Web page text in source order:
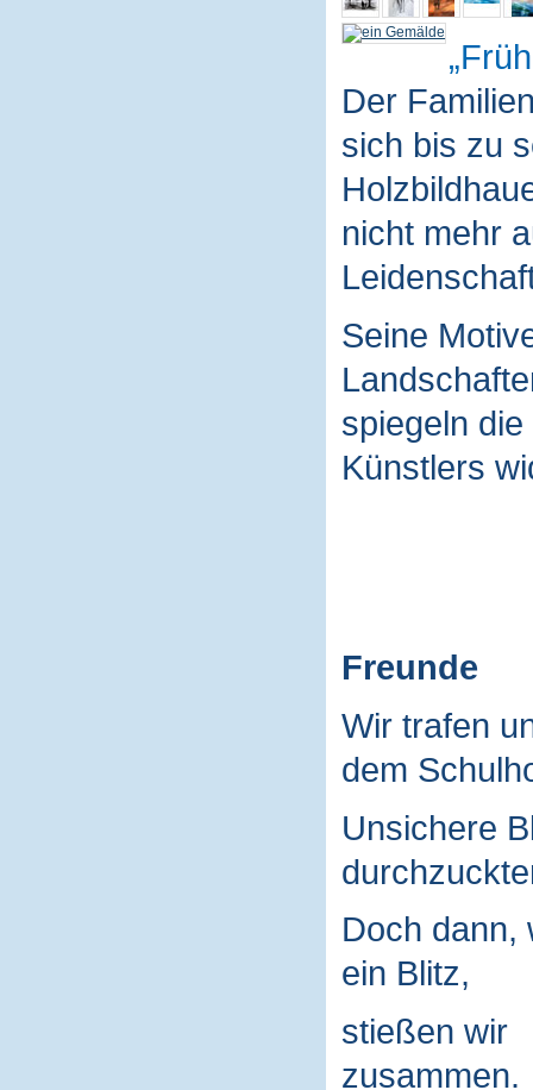
Der
sich bis zu
nicht mehr
Seine
spiegeln
Künstlers
Freunde
Wir trafen
dem
Unsichere
Doch dann,
ein Blitz,
stießen wir
zusammen.